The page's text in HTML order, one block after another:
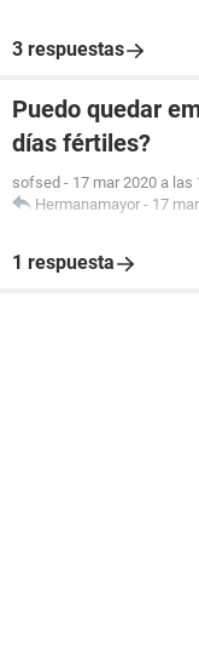
3 respuestas
Puedo quedar
días fértiles?
sofsed - 17 mar 2020 a las
Hermanamayor - 17
1 respuesta